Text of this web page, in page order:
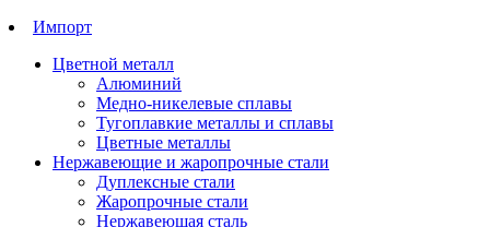
Импорт
Цветной металл
Алюминий
Медно-никелевые сплавы
Тугоплавкие металлы и сплавы
Цветные металлы
Нержавеющие и жаропрочные стали
Дуплексные стали
Жаропрочные стали
Нержавеющая сталь